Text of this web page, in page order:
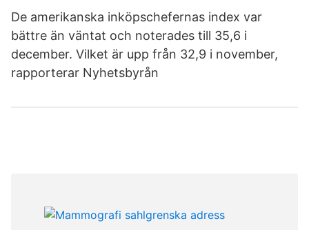
De amerikanska inköpschefernas index var
bättre än väntat och noterades till 35,6 i
december. Vilket är upp från 32,9 i november,
rapporterar Nyhetsbyrån